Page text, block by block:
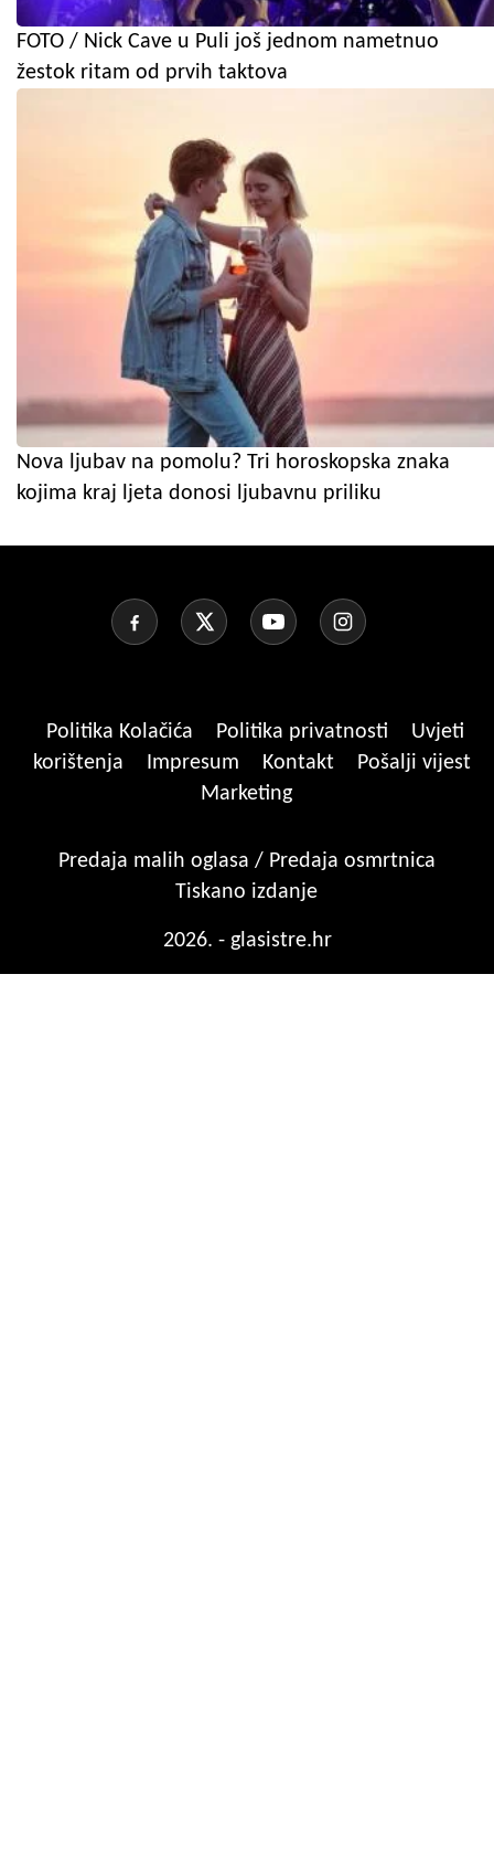
FOTO / Nick Cave u Puli još jednom nametnuo
žestok ritam od prvih taktova
Nova ljubav na pomolu? Tri horoskopska znaka
kojima kraj ljeta donosi ljubavnu priliku
Politika Kolačića Politika privatnosti
Uvjeti
korištenja
Impresum Kontakt
Pošalji vijest
Marketing
Predaja malih oglasa / Predaja osmrtnica
Tiskano izdanje
2026. - glasistre.hr